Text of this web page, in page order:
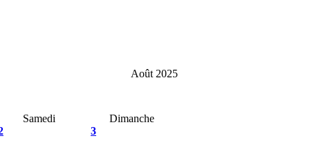
Août 2025
Samedi
Dimanche
3